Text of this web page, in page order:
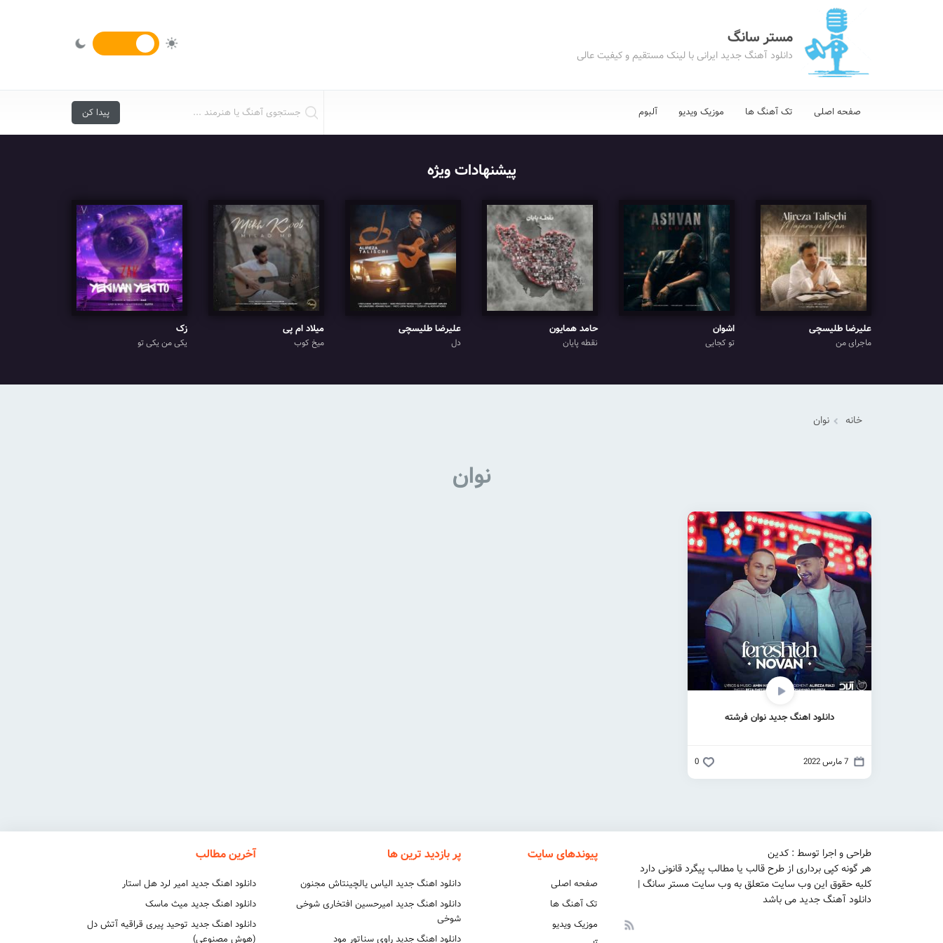
مستر سانگ
دانلود آهنگ جدید ایرانی با لینک مستقیم و کیفیت عالی
صفحه اصلی تک آهنگ ها موزیک ویدیو آلبوم
پیشنهادات ویژه
علیرضا طلیسچی
ماجرای من
اشوان
تو کجایی
حامد همایون
نقطه پایان
علیرضا طلیسچی
دل
میلاد ام پی
میخ کوب
زک
یکی من یکی تو
خانه نوان
نوان
دانلود اهنگ جدید نوان فرشته
7 مارس 2022 0
طراحی و اجرا توسط : کدین
هر گونه کپی برداری از طرح قالب یا مطالب پیگرد قانونی دارد
کلیه حقوق این وب سایت متعلق به وب سایت مستر سانگ |
دانلود آهنگ جدید می باشد
پیوندهای سایت
صفحه اصلی
تک آهنگ ها
موزیک ویدیو
پر بازدید ترین ها
دانلود اهنگ جدید الیاس یالچینتاش مجنون
دانلود اهنگ جدید امیرحسین افتخاری شوخی
شوخی
دانلود اهنگ جدید راوی سناتور مود
آخرین مطالب
دانلود اهنگ جدید امیر لرد هل استار
دانلود اهنگ جدید میث ماسک
دانلود اهنگ جدید توحید پیری قراقیه آتش دل
(هوش مصنوعی)